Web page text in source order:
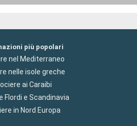
più popolari
nel Mediterraneo
nelle isole greche
ai Caraibi
Flordi e Scandinavia
in Nord Europa